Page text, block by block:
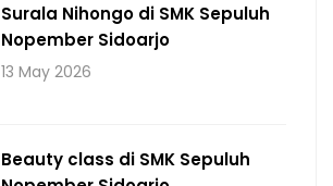
Surala Nihongo di SMK Sepuluh
Nopember Sidoarjo
13 May 2026
Beauty class di SMK Sepuluh